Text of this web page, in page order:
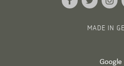
MADE IN
Google